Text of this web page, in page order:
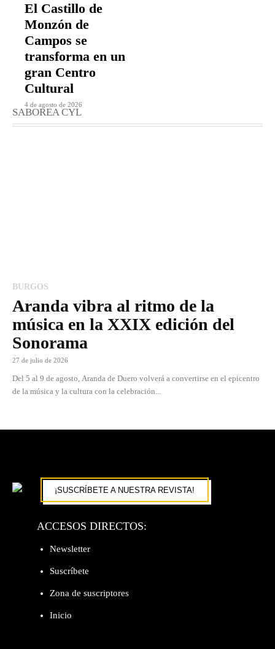
El Castillo de
Monzón de
Campos se
transforma en un
gran Centro
Cultural
4 de agosto de 2026
SABOREA CYL
BURGOS
Aranda vibra al ritmo de la
música en la XXIX edición del
Sonorama
27 de julio de 2026
Del 5 al 9 de agosto, Aranda de Duero volverá a convertirse en el epicentro
de la música y la cultura con la celebración...
¡SUSCRÍBETE A NUESTRA REVISTA!
ACCESOS DIRECTOS:
Newsletter
Suscríbete
Zona de suscriptores
Inicio